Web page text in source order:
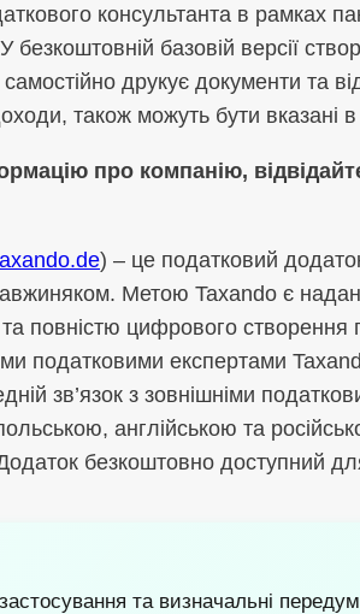
консультанта в рамках
базовій версії
друкує документи та
також можуть бути вказані
про компанію,
) – це податковий
Метою Taxando є
повністю цифрового створення
податковими експертами
зв’язок з зовнішніми
англійською та
безкоштовно доступний
та визначальні